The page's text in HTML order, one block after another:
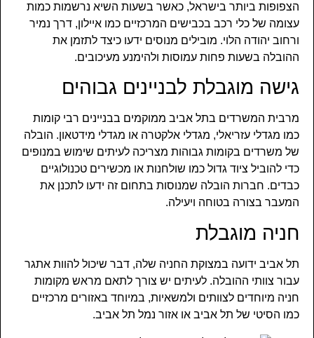
הצפופות ביותר בישראל, כאשר בשעות השיא נרשמות כמות
עצומה של כלי רכב בכבישים המרכזיים כמו איילון, דרך נמיר
ורחוב יהודה הלוי. מובילים מנוסים ידעו כיצד לתזמן את
ההובלה בשעות פחות עמוסות ולהימנע מעיכובים.
גישה מוגבלת לבניינים גבוהים
מרבית המשרדים בתל אביב ממוקמים בבניינים רבי קומות
כמו מגדלי עזריאלי, מגדלי אלקטרה או מגדלי מידטאון. הובלה
של משרדים בקומות גבוהות מצריכה לעיתים שימוש במנופים
כדי להוביל ציוד גדול כמו שולחנות או מכשירים טכנולוגיים
כבדים. חברות הובלה שמנוסות בתחום זה ידעו לתכנן את
המעבר בצורה בטוחה ויעילה.
חניה מוגבלת
תל אביב ידועה במצוקת החניה שלה, דבר שיכול להוות אתגר
עבור צוותי ההובלה. לעיתים יש צורך לתאם מראש מקומות
חניה מיוחדים לצוותים ולמשאיות, במיוחד באזורים מרכזיים
כמו הסיטי של תל אביב או אזור נמל תל אביב.